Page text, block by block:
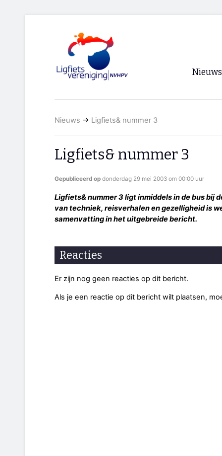
Nieuws
Nieuws → Ligfiets& nummer 3
Ligfiets& nummer 3
Gepubliceerd op donderdag 29 mei 2003 om 00:00 uur
Ligfiets& nummer 3 ligt inmiddels in de bus bij
van techniek, reisverhalen en gezelligheid is
samenvatting in het uitgebreide bericht.
Reacties
Er zijn nog geen reacties op dit bericht.
Als je een reactie op dit bericht wilt plaatsen,